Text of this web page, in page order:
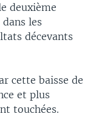
deuxième
les
décevants
cette baisse de
et plus
touchées.